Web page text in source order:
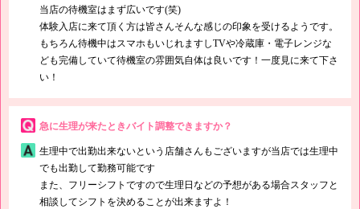
当店の待機室はまず広いです(笑)
体験入店に来て頂く方は皆さんそんな感じの印象を受けるようです。
もちろん待機中はスマホもいじれますしTVや冷蔵庫・電子レンジな
ども完備していて待機室の雰囲気自体は良いです！一度見に来て下さ
い！
急に生理が来たときバイト調整できますか？
生理中で出勤出来ないという店舗さんもございますが当店では生理中
でも出勤して勤務可能です
また、フリーシフトですので生理日などの予想がある場合スタッフと
相談してシフトを決めることが出来ますよ！